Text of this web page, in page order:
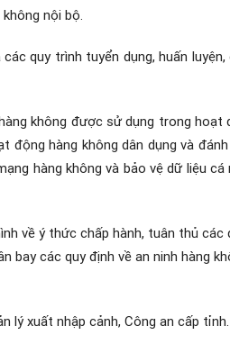
nội bộ.
quy trình tuyển dụng, huấn
không được sử dụng trong hoạt
động hàng không dân dụng và
hàng không và bảo vệ dữ liệu
về ý thức chấp hành, tuân thủ các
các quy định về an ninh hàng
lý xuất nhập cảnh, Công an cấp tỉnh.